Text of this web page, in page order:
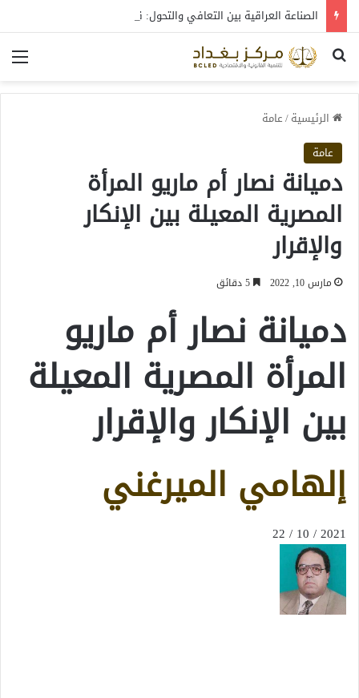
بحث عن
الرئيسية/عامة
عامة
دميانة نصار أم ماريو المرأة
المصرية المعيلة بين الإنكار
والإقرار
مارس 10, 2022
دميانة نصار أم ماريو
المرأة المصرية المعيلة
بين الإنكار والإقرار
إلهامي الميرغني
2021 / 10 / 22